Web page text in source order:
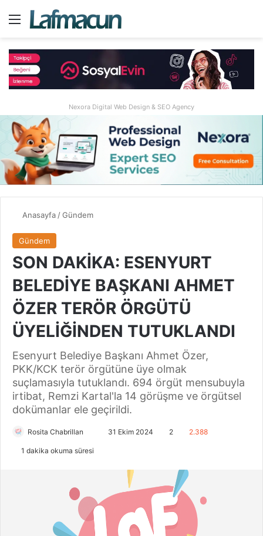
Menü
Nexora Digital Web Design & SEO Agency
Anasayfa/Gündem
Gündem
SON DAKİKA: ESENYURT
BELEDİYE BAŞKANI AHMET
ÖZER TERÖR ÖRGÜTÜ
ÜYELİĞİNDEN TUTUKLANDI
Esenyurt Belediye Başkanı Ahmet Özer,
PKK/KCK terör örgütüne üye olmak
suçlamasıyla tutuklandı. 694 örgüt mensubuyla
irtibat, Remzi Kartal'la 14 görüşme ve örgütsel
dokümanlar ele geçirildi.
Rosita Chabrillan
i
p
o
s
31 Ekim 2024 2 2.388
1 dakika okuma süresi